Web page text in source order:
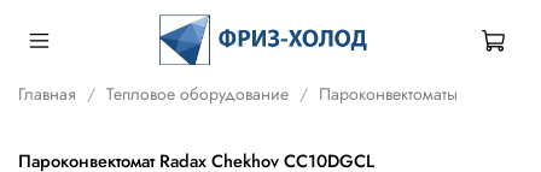
Главная Тепловое оборудование Пароконвектоматы
Пароконвектомат Radax Chekhov CC10DGCL